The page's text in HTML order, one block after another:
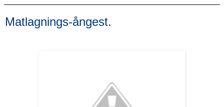
Matlagnings-ångest.